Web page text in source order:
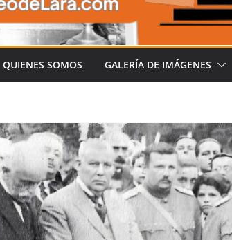
QUIENES SOMOS GALERÍA DE IMÁGENES